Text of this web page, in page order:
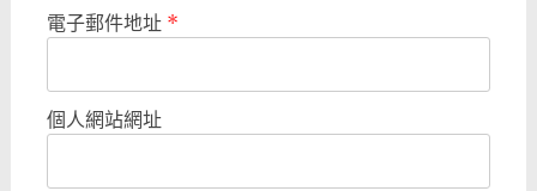
電子郵件地址 *
個人網站網址